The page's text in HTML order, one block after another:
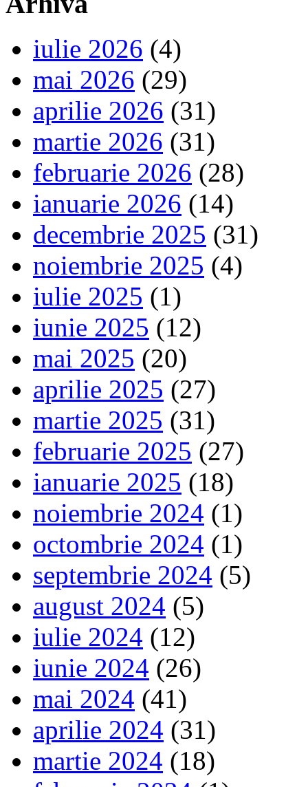
iulie 2026 (4)
mai 2026 (29)
aprilie 2026 (31)
martie 2026 (31)
februarie 2026 (28)
ianuarie 2026 (14)
decembrie 2025 (31)
noiembrie 2025 (4)
iulie 2025 (1)
iunie 2025 (12)
mai 2025 (20)
aprilie 2025 (27)
martie 2025 (31)
februarie 2025 (27)
ianuarie 2025 (18)
noiembrie 2024 (1)
octombrie 2024 (1)
septembrie 2024 (5)
august 2024 (5)
iulie 2024 (12)
iunie 2024 (26)
mai 2024 (41)
aprilie 2024 (31)
martie 2024 (18)